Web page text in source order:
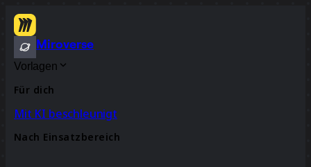
Miroverse
Vorlagen
Für dich
Mit KI beschleunigt
Nach Einsatzbereich